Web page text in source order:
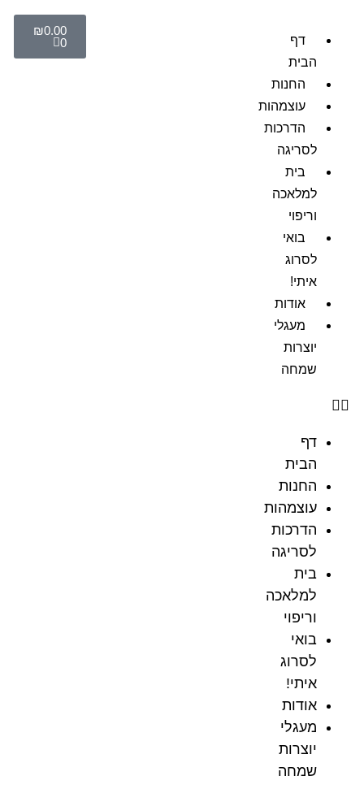
דף
הבית
החנות
עוצמהות
הדרכות
לסריגה
בית
למלאכה
וריפוי
בואי
לסרוג
איתי!
אודות
מעגלי
יוצרות
שמחה
דף
הבית
החנות
עוצמהות
הדרכות
לסריגה
בית
למלאכה
וריפוי
בואי
לסרוג
איתי!
אודות
מעגלי
יוצרות
שמחה
₪0.00
0